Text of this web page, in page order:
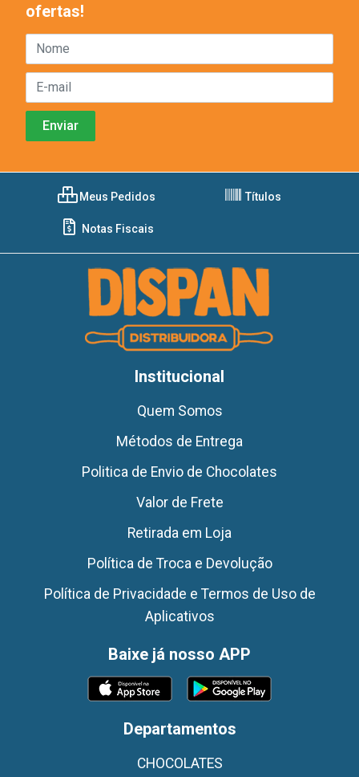
ofertas!
Meus Pedidos Títulos
Notas Fiscais
Institucional
Quem Somos
Métodos de Entrega
Politica de Envio de Chocolates
Valor de Frete
Retirada em Loja
Política de Troca e Devolução
Política de Privacidade e Termos de Uso de
Aplicativos
Baixe já nosso APP
Departamentos
CHOCOLATES